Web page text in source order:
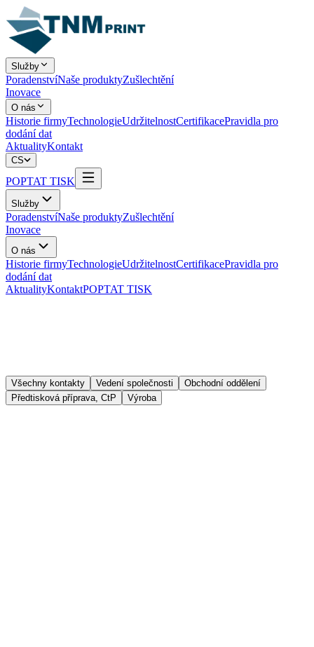
Služby
PoradenstvíNaše produktyZušlechtění
Inovace
O nás
Historie firmyTechnologieUdržitelnostCertifikacePravidla pro
dodání dat
AktualityKontakt
CS
POPTAT TISK
Služby
PoradenstvíNaše produktyZušlechtění
Inovace
O nás
Historie firmyTechnologieUdržitelnostCertifikacePravidla pro
dodání dat
AktualityKontaktPOPTAT TISK
Všechny kontakty Vedení společnosti
Obchodní oddělení
Předtisková příprava, CtP
Výroba